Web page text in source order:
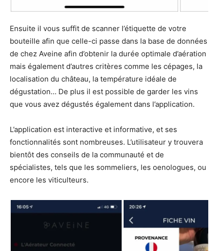
Ensuite il vous suffit de scanner l’étiquette de votre
bouteille afin que celle-ci passe dans la base de données
de chez Aveine afin d’obtenir la durée optimale d’aération
mais également d’autres critères comme les cépages, la
localisation du château, la température idéale de
dégustation… De plus il est possible de garder les vins
que vous avez dégustés également dans l’application.
L’application est interactive et informative, et ses
fonctionnalités sont nombreuses. L’utilisateur y trouvera
bientôt des conseils de la communauté et de
spécialistes, tels que les sommeliers, les oenologues, ou
encore les viticulteurs.